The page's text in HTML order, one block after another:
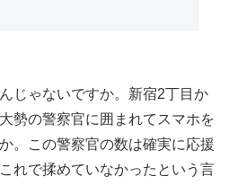
じゃないですか。新宿2丁目か
勢の警察官に囲まれてスマホを
。この警察官の数は確実に応援
れで揉めていなかったという言